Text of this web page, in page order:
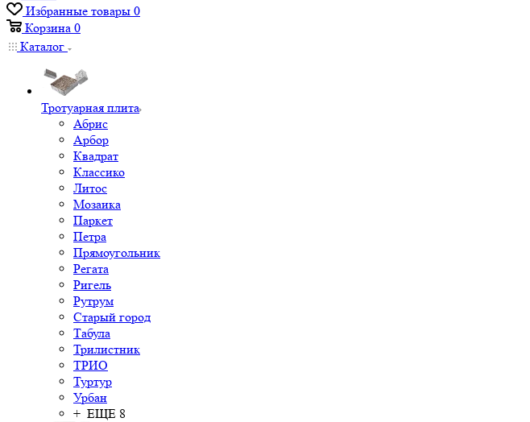
Избранные товары 0
Корзина 0
Каталог
Тротуарная плита
Абрис
Арбор
Квадрат
Классико
Литос
Мозаика
Паркет
Петра
Прямоугольник
Регата
Ригель
Рутрум
Старый город
Табула
Трилистник
ТРИО
Туртур
Урбан
+ ЕЩЕ 8